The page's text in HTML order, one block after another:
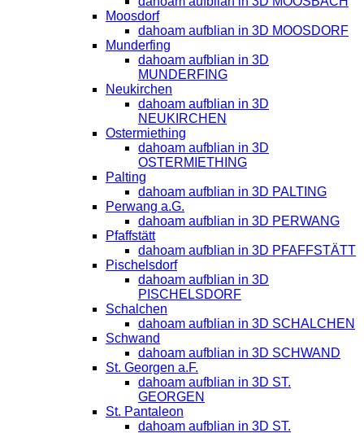
Moosdorf
dahoam aufblian in 3D MOOSDORF
Munderfing
dahoam aufblian in 3D
MUNDERFING
Neukirchen
dahoam aufblian in 3D
NEUKIRCHEN
Ostermiething
dahoam aufblian in 3D
OSTERMIETHING
Palting
dahoam aufblian in 3D PALTING
Perwang a.G.
dahoam aufblian in 3D PERWANG
Pfaffstätt
dahoam aufblian in 3D PFAFFSTÄTT
Pischelsdorf
dahoam aufblian in 3D
PISCHELSDORF
Schalchen
dahoam aufblian in 3D SCHALCHEN
Schwand
dahoam aufblian in 3D SCHWAND
St. Georgen a.F.
dahoam aufblian in 3D ST.
GEORGEN
St. Pantaleon
dahoam aufblian in 3D ST.